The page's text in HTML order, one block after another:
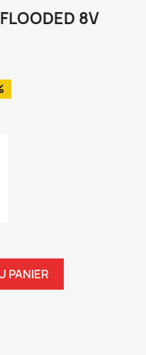
8V
PANIER